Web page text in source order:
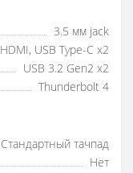
3.5 мм jack
HDMI, USB Type-C x2
USB 3.2 Gen2 x2
Thunderbolt 4
Стандартный тачпад
Нет